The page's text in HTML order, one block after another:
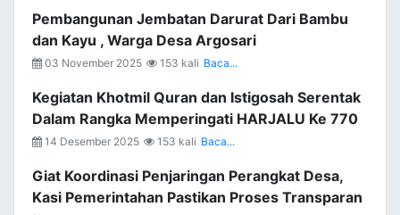
Pembangunan Jembatan Darurat Dari Bambu
dan Kayu , Warga Desa Argosari
03 November 2025 153 kali Baca...
Kegiatan Khotmil Quran dan Istigosah Serentak
Dalam Rangka Memperingati HARJALU Ke 770
14 Desember 2025 153 kali Baca...
Giat Koordinasi Penjaringan Perangkat Desa,
Kasi Pemerintahan Pastikan Proses Transparan